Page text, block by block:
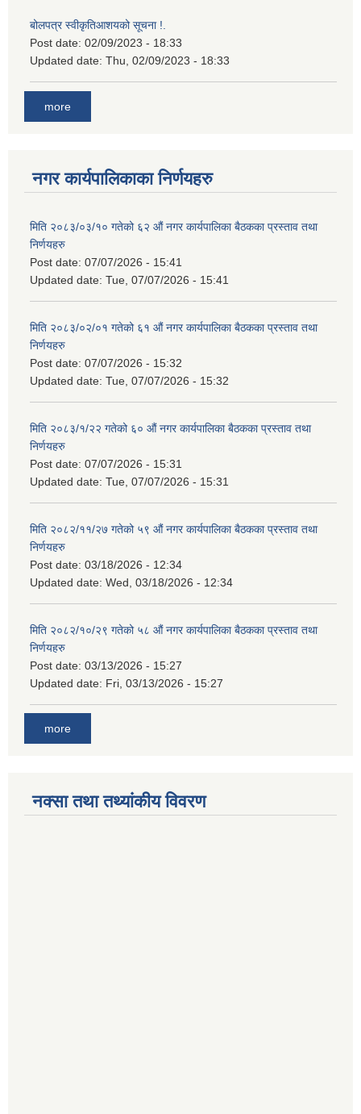
बोलपत्र स्वीकृतिआशयको सूचना !.
Post date: 02/09/2023 - 18:33
Updated date: Thu, 02/09/2023 - 18:33
more
नगर कार्यपालिकाका निर्णयहरु
मिति २०८३/०३/१० गतेको ६२ औं नगर कार्यपालिका बैठकका प्रस्ताव तथा
निर्णयहरु
Post date: 07/07/2026 - 15:41
Updated date: Tue, 07/07/2026 - 15:41
मिति २०८३/०२/०१ गतेको ६१ औं नगर कार्यपालिका बैठकका प्रस्ताव तथा
निर्णयहरु
Post date: 07/07/2026 - 15:32
Updated date: Tue, 07/07/2026 - 15:32
मिति २०८३/१/२२ गतेको ६० औं नगर कार्यपालिका बैठकका प्रस्ताव तथा
निर्णयहरु
Post date: 07/07/2026 - 15:31
Updated date: Tue, 07/07/2026 - 15:31
मिति २०८२/११/२७ गतेको ५९ औं नगर कार्यपालिका बैठकका प्रस्ताव तथा
निर्णयहरु
Post date: 03/18/2026 - 12:34
Updated date: Wed, 03/18/2026 - 12:34
मिति २०८२/१०/२९ गतेको ५८ औं नगर कार्यपालिका बैठकका प्रस्ताव तथा
निर्णयहरु
Post date: 03/13/2026 - 15:27
Updated date: Fri, 03/13/2026 - 15:27
more
नक्सा तथा तथ्यांकीय विवरण